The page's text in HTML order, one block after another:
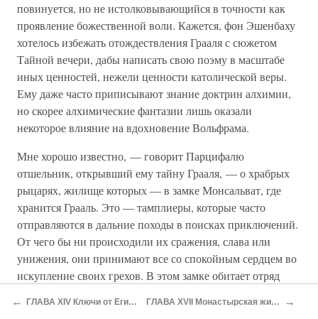
повинуется, но не истолковывающийся в точности как
проявление божественной воли. Кажется, фон Эшенбаху
хотелось избежать отождествления Грааля с сюжетом
Тайной вечери, дабы написать свою поэму в масштабе
иных ценностей, нежели ценности католической веры.
Ему даже часто приписывают знание доктрин алхимии,
но скорее алхимические фантазии лишь оказали
некоторое влияние на вдохновение Вольфрама.
Мне хорошо известно, — говорит Парцифалю
отшельник, открывший ему тайну Грааля, — о храбрых
рыцарях, жилище которых — в замке Монсальват, где
хранится Грааль. Это — тамплиеры, которые часто
отправляются в дальние походы в поисках приключений.
От чего бы ни происходили их сражения, слава или
унижения, они принимают все со спокойным сердцем во
искупление своих грехов. В этом замке обитает отряд
чем они питаются, приходит к ним от ценного камня,
← ГЛАВА XIV Ключи от Египта ГЛАВА XVII Монастырская жизнь →